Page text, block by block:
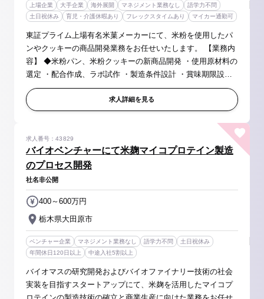
上場企業 大手企業 海外展開 マネジメント業務なし
語学力不問
土日祝休み
育児・介護休暇あり フレックスタイムあり マイカー通勤可
東証プライム上場有名米菓メーカーにて、米粉を使用したパ
ンやクッキーの商品開発業務をお任せいたします。 【業務内
容】 ◆米粉パン、米粉クッキーの新商品開発 ・使用原材料の
選定 ・配合作成、ラボ試作 ・製造条件設計 ・賞味期限設
定 等 ◆目標品質の確定（ラボ～工業化） ・技術条件確立
・原価設計 等 ...
求人詳細を見る
バイオベンチャーにて米麹マイコプロテイン製造
のプロセス開発
求人番号：43829
社名非公開
栃木県大田原市
400～600万円
ベンチャー企業 マネジメント業務なし 語学力不問
土日祝休み
年間休日120日以上
中途入社5割以上
バイオマスの研究開発およびバイオファイナリー技術の社会
実装を目指すスタートアップにて、米麹を活用したマイコプ